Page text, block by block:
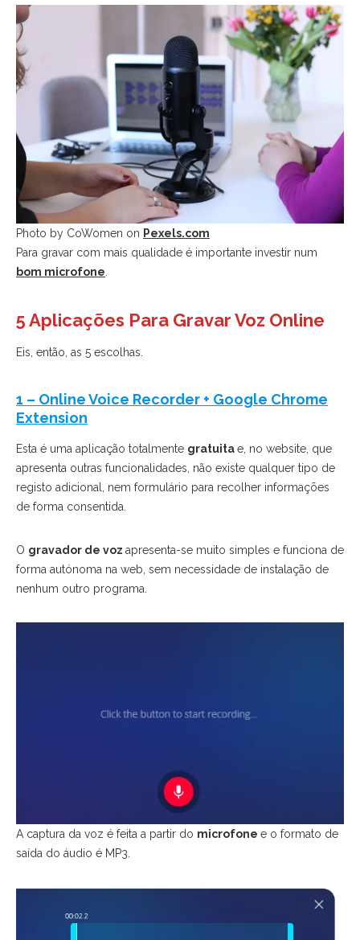
Photo by CoWomen on Pexels.com
Para gravar com mais qualidade é importante investir num
bom microfone
5 Aplicações Para Gravar Voz Online
Eis, então, as 5 escolhas.
1 – Online Voice Recorder + Google Chrome
Extension
Esta é uma aplicação totalmente gratuitae, no website, que
apresenta outras funcionalidades, não existe qualquer tipo de
registo adicional, nem formulário para recolher informações
de forma consentida.
O gravador de voz apresenta-se muito simples e funciona de
forma autónoma na web, sem necessidade de instalação de
nenhum outro programa.
A captura da voz é feita a partir do microfone e o formato de
saída do áudio é MP3.